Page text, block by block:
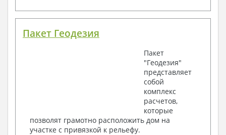
Пакет Геодезия
Пакет
"Геодезия"
представляет
собой
комплекс
расчетов,
которые
позволят грамотно расположить дом на
участке с привязкой к рельефу.